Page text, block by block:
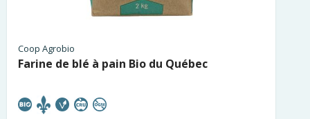
Coop Agrobio
Farine de blé à pain Bio du Québec